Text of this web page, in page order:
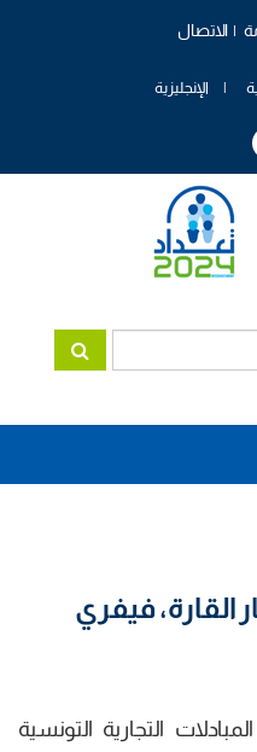
الاتصال
الإنجليزية
القارة، فيفري
التجارية التونسية